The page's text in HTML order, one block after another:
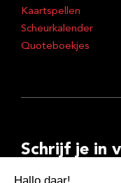
Kaartspellen
Scheurkalender
Quoteboekjes
Schrijf je in